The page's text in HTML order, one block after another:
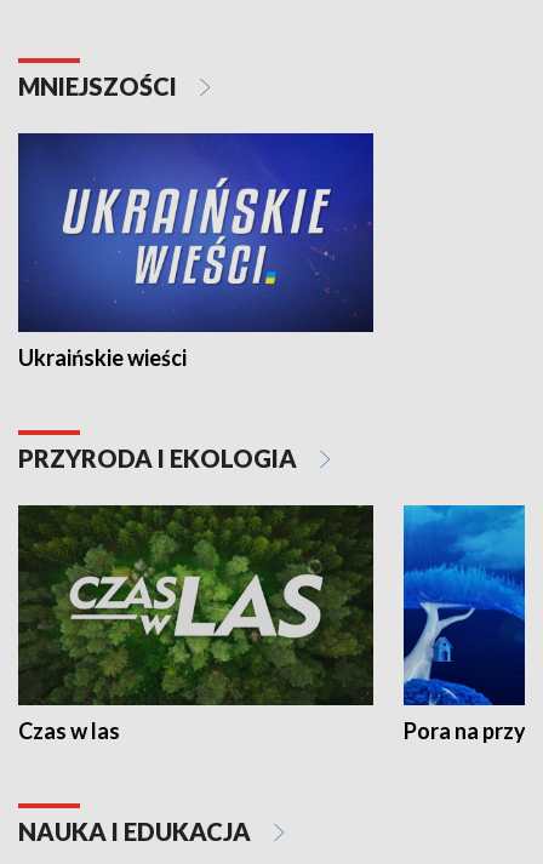
MNIEJSZOŚCI
Ukraińskie wieści
PRZYRODA I EKOLOGIA
Czas w las Pora na
NAUKA I EDUKACJA